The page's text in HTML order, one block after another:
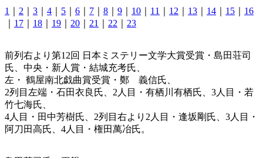
1 2 3 4 5 6 7 8 9 10 11 12 13 14 15
16
17 18 19 20 21 22 23
前列右より第12回 日本ミステリー文学大賞受賞・島田荘司
氏、中央・新人賞・結城充考氏、
左・ 鶴屋南北戯曲賞受賞・鄭 義信氏、
2列目左端・石田衣良氏、2人目・有栖川有栖氏、3人目・若
竹七海氏、
4人目・田中芳樹氏、2列目右より2人目・逢坂剛氏、3人目・
阿刀田高氏、4人目・権田萬冶氏。